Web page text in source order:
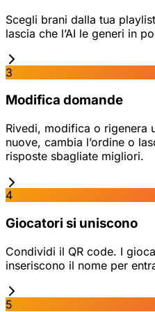
Scegli brani dalla tua
lascia che l’AI le generi in
3
Modifica domande
Rivedi, modifica o rigenera
nuove, cambia l’ordine o
risposte sbagliate migliori.
4
Giocatori si uniscono
Condividi il QR code. I
inseriscono il nome per
5